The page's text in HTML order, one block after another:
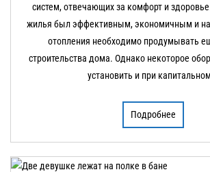
систем, отвечающих за комфорт и
жилья был эффективным, экономичным и
отопления необходимо продумывать
строительства дома. Однако некоторое
установить и при
Подробнее